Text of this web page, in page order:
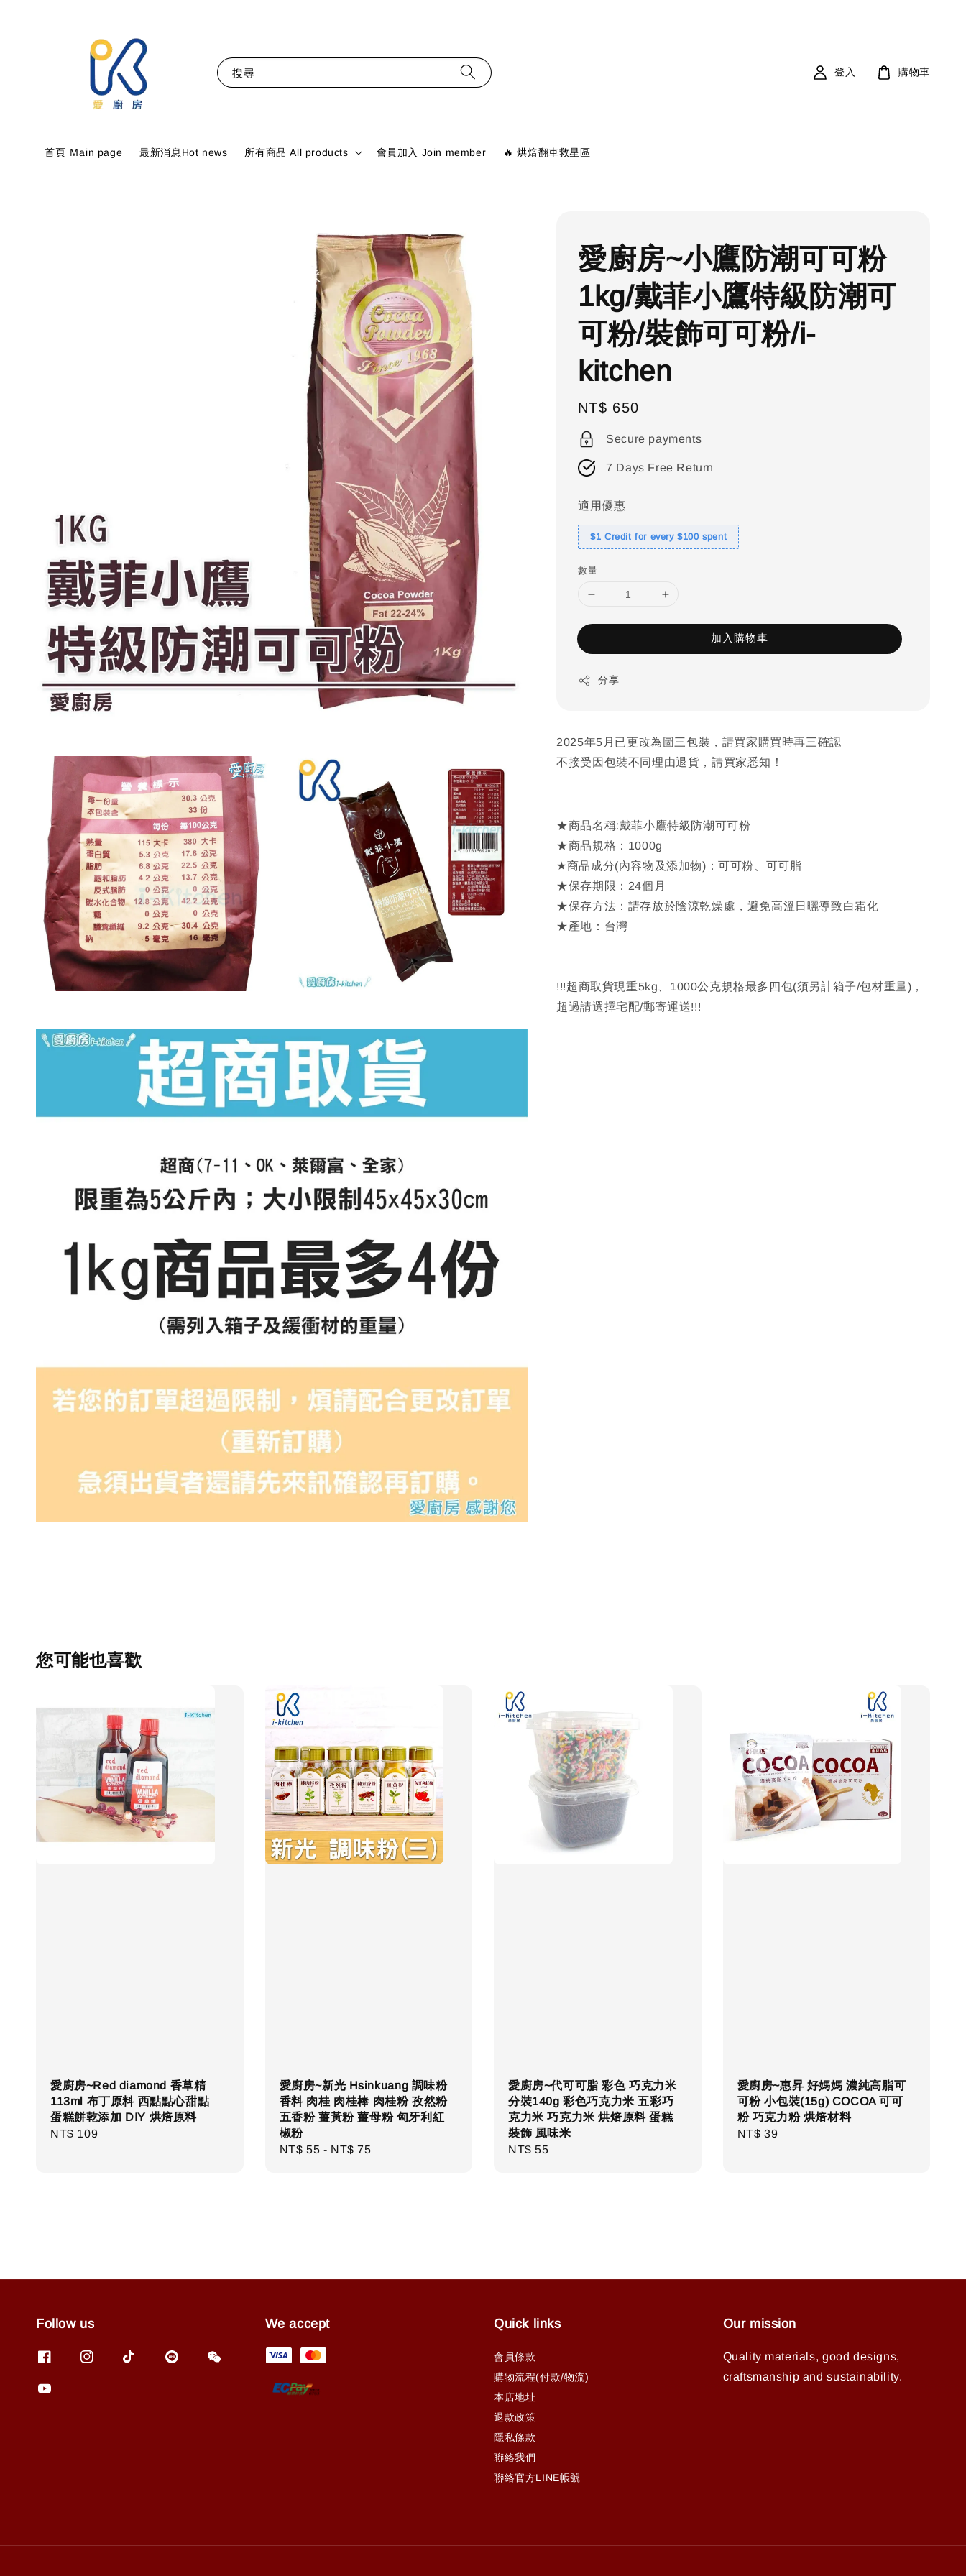
搜尋
首頁 Ｍain page 最新消息Hot news 所有商品 All products 會員加入 Join member 🔥 烘焙翻車救星區
登入 購物車
愛廚房~小鷹防潮可可粉
1kg/戴菲小鷹特級防潮可
可粉/裝飾可可粉/i-
kitchen
Regular
price
NT$ 650
Secure payments
7 Days Free Return
適用優惠
$1 Credit for every $100 spent
數量
加入購物車
分享
2025年5月已更改為圖三包裝，請買家購買時再三確認
不接受因包裝不同理由退貨，請買家悉知！
★商品名稱:戴菲小鷹特級防潮可可粉
★商品規格：1000g
★商品成分(內容物及添加物)：可可粉、可可脂
★保存期限：24個月
★保存方法：請存放於陰涼乾燥處，避免高溫日曬導致白霜化
★產地：台灣
!!!超商取貨現重5kg、1000公克規格最多四包(須另計箱子/包材重量)，
超過請選擇宅配/郵寄運送!!!
您可能也喜歡
愛廚房~Red diamond 香草精
113ml 布丁原料 西點點心甜點
蛋糕餅乾添加 DIY 烘焙原料
Regular
NT$ 109
愛廚房~新光 Hsinkuang 調味粉
香料 肉桂 肉桂棒 肉桂粉 孜然粉
五香粉 薑黃粉 薑母粉 匈牙利紅
椒粉
Regular
NT$ 55 - NT$ 75
愛廚房~代可可脂 彩色 巧克力米
分裝140g 彩色巧克力米 五彩巧
克力米 巧克力米 烘焙原料 蛋糕
裝飾 風味米
Regular
NT$ 55
愛廚房~惠昇 好媽媽 濃純高脂可
可粉 小包裝(15g) COCOA 可可
粉 巧克力粉 烘焙材料
Regular
NT$ 39
Follow us We accept Quick links
會員條款
購物流程(付款/物流)
本店地址
退款政策
隱私條款
聯絡我們
聯絡官方LINE帳號
Our mission
Quality materials, good designs,
craftsmanship and sustainability.